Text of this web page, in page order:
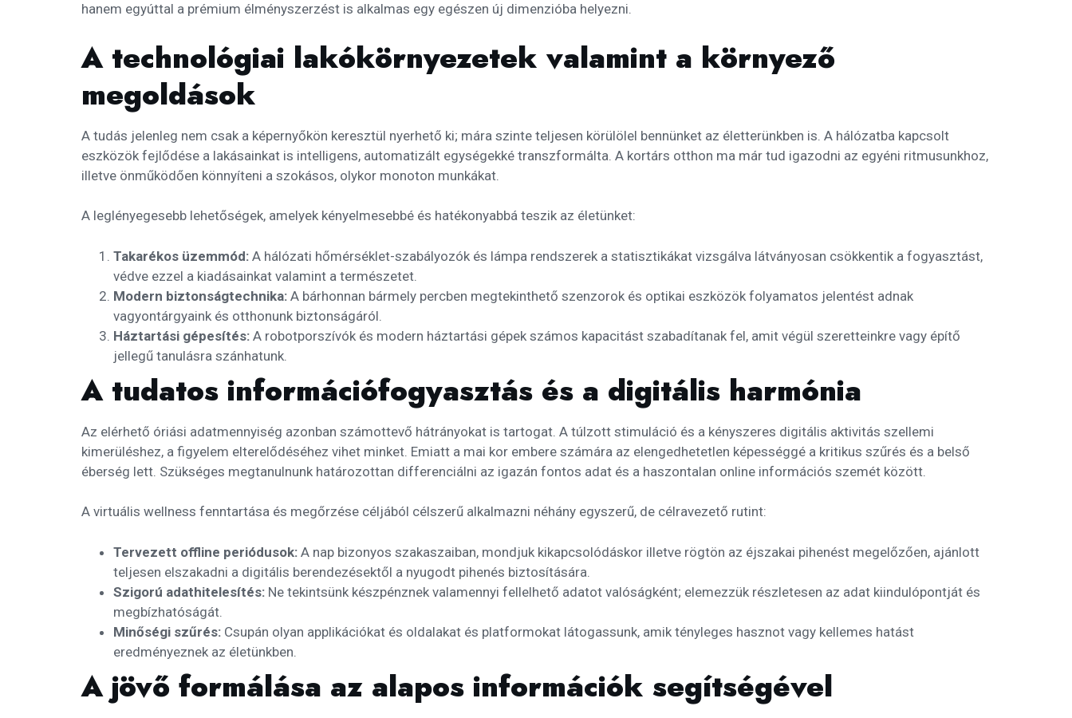
hanem egyúttal a prémium élményszerzést is alkalmas egy egészen új dimenzióba helyezni.
A technológiai lakókörnyezetek valamint a környező
megoldások
A tudás jelenleg nem csak a képernyőkön keresztül nyerhető ki; mára szinte teljesen körülölel bennünket az életterünkben is. A hálózatba kapcsolt
eszközök fejlődése a lakásainkat is intelligens, automatizált egységekké transzformálta. A kortárs otthon ma már tud igazodni az egyéni ritmusunkhoz,
illetve önműködően könnyíteni a szokásos, olykor monoton munkákat.
A leglényegesebb lehetőségek, amelyek kényelmesebbé és hatékonyabbá teszik az életünket:
Takarékos üzemmód: A hálózati hőmérséklet-szabályozók és lámpa rendszerek a statisztikákat vizsgálva látványosan csökkentik a fogyasztást,
védve ezzel a kiadásainkat valamint a természetet.
Modern biztonságtechnika: A bárhonnan bármely percben megtekinthető szenzorok és optikai eszközök folyamatos jelentést adnak
vagyontárgyaink és otthonunk biztonságáról.
Háztartási gépesítés: A robotporszívók és modern háztartási gépek számos kapacitást szabadítanak fel, amit végül szeretteinkre vagy építő
jellegű tanulásra szánhatunk.
A tudatos információfogyasztás és a digitális harmónia
Az elérhető óriási adatmennyiség azonban számottevő hátrányokat is tartogat. A túlzott stimuláció és a kényszeres digitális aktivitás szellemi
kimerüléshez, a figyelem elterelődéséhez vihet minket. Emiatt a mai kor embere számára az elengedhetetlen képességgé a kritikus szűrés és a belső
éberség lett. Szükséges megtanulnunk határozottan differenciálni az igazán fontos adat és a haszontalan online információs szemét között.
A virtuális wellness fenntartása és megőrzése céljából célszerű alkalmazni néhány egyszerű, de célravezető rutint:
Tervezett offline periódusok: A nap bizonyos szakaszaiban, mondjuk kikapcsolódáskor illetve rögtön az éjszakai pihenést megelőzően, ajánlott
teljesen elszakadni a digitális berendezésektől a nyugodt pihenés biztosítására.
Szigorú adathitelesítés: Ne tekintsünk készpénznek valamennyi fellelhető adatot valóságként; elemezzük részletesen az adat kiindulópontját és
megbízhatóságát.
Minőségi szűrés: Csupán olyan applikációkat és oldalakat és platformokat látogassunk, amik tényleges hasznot vagy kellemes hatást
eredményeznek az életünkben.
A jövő formálása az alapos információk segítségével